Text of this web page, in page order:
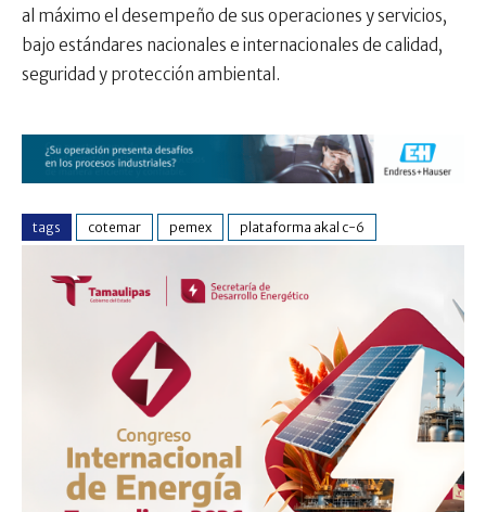
al máximo el desempeño de sus operaciones y servicios,
bajo estándares nacionales e internacionales de calidad,
seguridad y protección ambiental.
tags cotemar pemex plataforma akal c-6